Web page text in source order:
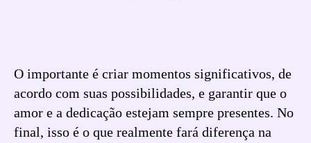
O importante é criar momentos significativos, de
acordo com suas possibilidades, e garantir que o
amor e a dedicação estejam sempre presentes. No
final, isso é o que realmente fará diferença na